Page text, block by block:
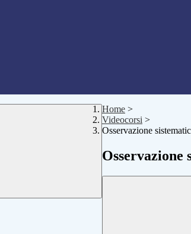
Home >
Videocorsi >
Osservazione
Osservazione